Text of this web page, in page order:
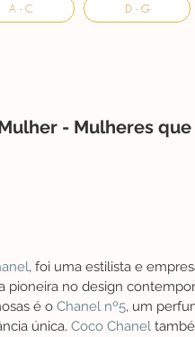
A - C D - G
- Mulheres
, foi uma estilista e
pioneira no design
é o Chanel nº5, um
única. Coco Chanel